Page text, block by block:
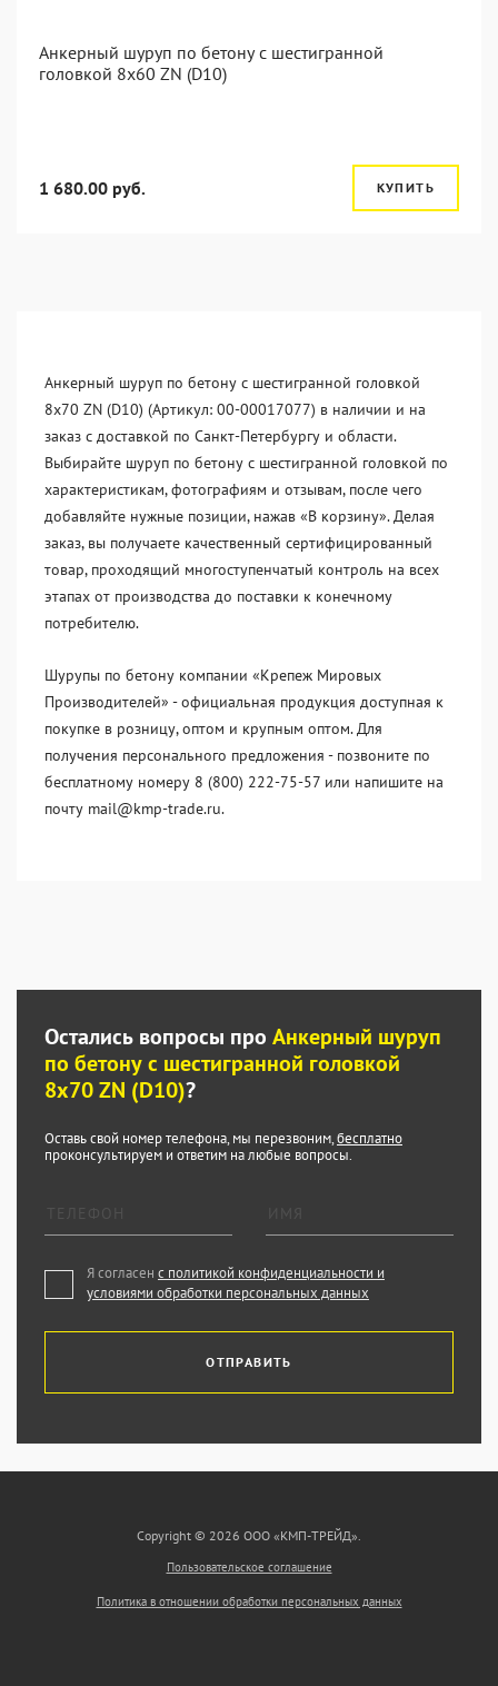
Анкерный шуруп по бетону с шестигранной
головкой 8x60 ZN (D10)
1 680.00 руб. КУПИТЬ
Анкерный шуруп по бетону с шестигранной головкой
8x70 ZN (D10) (Артикул: 00-00017077) в наличии и на
заказ с доставкой по Санкт-Петербургу и области.
Выбирайте шуруп по бетону с шестигранной головкой по
характеристикам, фотографиям и отзывам, после чего
добавляйте нужные позиции, нажав «В корзину». Делая
заказ, вы получаете качественный сертифицированный
товар, проходящий многоступенчатый контроль на всех
этапах от производства до поставки к конечному
потребителю.
Шурупы по бетону компании «Крепеж Мировых
Производителей» - официальная продукция доступная к
покупке в розницу, оптом и крупным оптом. Для
получения персонального предложения - позвоните по
бесплатному номеру 8 (800) 222-75-57 или напишите на
почту mail@kmp-trade.ru.
Остались вопросы про Анкерный шуруп
по бетону с шестигранной головкой
8x70 ZN (D10)?
Оставь свой номер телефона, мы перезвоним,бесплатно
проконсультируем и ответим на любые вопросы.
Я согласен с политикой конфиденциальности и
условиями обработки персональных данных
ОТПРАВИТЬ
Copyright © 2026 ООО «КМП-ТРЕЙД».
Пользовательское соглашение
Политика в отношении обработки персональных данных